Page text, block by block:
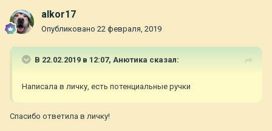
alkor17
Опубликовано 22 февраля, 2019
В 22.02.2019 в 12:07, Анютика сказал:
Написала в личку, есть потенциальные ручки
Спасибо ответила в личку!